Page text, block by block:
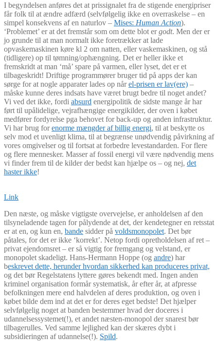
I begyndelsen anføres det at prissignalet fra de stigende energipriser
får folk til at ændre adfærd (selvfølgelig ikke en overraskelse – en
simpel konsekvens af en naturlov – Mises: Human Action).
‘Problemet’ er at det fremstår som om dette blot ergodt. Men der er
jo grunde til at man normalt ikke foretrækker at lade
opvaskemaskinen køre kl 2 om natten, eller vaskemaskinen, og stå
(tidligere) op til tømning/ophængning. Det er heller ikke et
fremskridt at man ‘må’ spare på varmen, eller lyset, det er et
tilbageskridt! Driftige programmører bruger tid på apps der kan
sørge for at nogle apparater lades op nårel-prisen er lav(ere) –
måske kunne deres indsats have været brugt bedre til noget andet?
Vi ved det ikke, fordi absurd energipolitik de sidste mange år har
ført til upålidelige, vejrafhængige energikilder, der oven i købet
medfører fordyrelse pga behovet for back-up og anden infrastruktur.
Vi har brug forenorme mængder af billig energi, til at beskytte os
selv mod et uvenligt klima, til at begrænse unødvendig påvirkning af
vores omgivelser og til fortsat at forbedre levestandarden. For flere
og flere mennesker. Masser af fossil energi vil være nødvendig mens
vi finder frem til de kilder der bedst kan hjælpe os – og nej, det
haster ikke!
Link
Den næste, og måske vigtigste overvejelse, er anholdelsen af den
tilsyneladende tagen for pålydende at det, der kendetegner en retsstat
er at en, og kun en, bande sidder på voldsmonopolet. Det bør
påtales, for det er ikke ‘korrekt’. Netop fordi opretholdelsen af ret –
privat ejendomsret – er så vigtig for fremgang og velstand, er
monopolet skadeligt. Hans-Hermann Hoppe (og andre) har
beskrevet dette, herunder hvordan sikkerhed kan produceres privat,
og det bør Regelstatens lyttere gøres bekendt med. Ingen anden
kriminel organisation formår systematisk, år efter år, at afpresse
befolkningen mere end halvdelen af deres produktion, og oven i
købet bilde dem ind at det er for deres eget bedste! Det hjælper
selvfølgelig noget at banden bestemmer hvad der doceres i
udannelsessystemet(!), et andet næsten-monopol der snarest bør
tilbagerulles. Ved samme lejlighed kan der skæres dybt i
subsidieringen af udannelse(!). Spild.